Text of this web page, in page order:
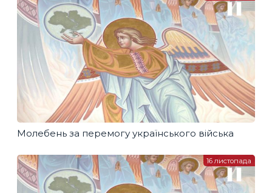
Молебень за перемогу українського війська
16 листопада